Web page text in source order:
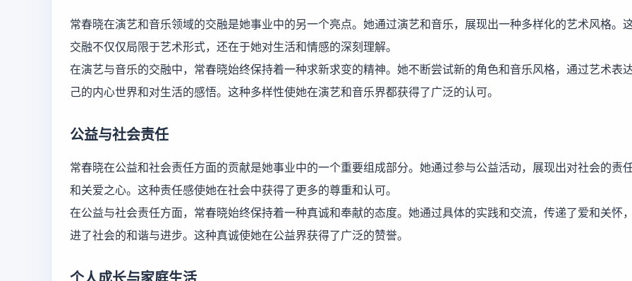
常春晓在演艺和音乐领域的交融是她事业中的另一个亮点。她通过演艺和音乐，展现出一种多样化的艺术风格。
交融不仅仅局限于艺术形式，还在于她对生活和情感的深刻理解。
在演艺与音乐的交融中，常春晓始终保持着一种求新求变的精神。她不断尝试新的角色和音乐风格，通过艺术表
己的内心世界和对生活的感悟。这种多样性使她在演艺和音乐界都获得了广泛的认可。
公益与社会责任
常春晓在公益和社会责任方面的贡献是她事业中的一个重要组成部分。她通过参与公益活动，展现出对社会的责
和关爱之心。这种责任感使她在社会中获得了更多的尊重和认可。
在公益与社会责任方面，常春晓始终保持着一种真诚和奉献的态度。她通过具体的实践和交流，传递了爱和关怀
进了社会的和谐与进步。这种真诚使她在公益界获得了广泛的赞誉。